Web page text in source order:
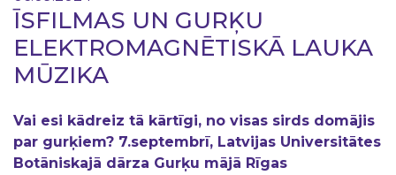
ĪSFILMAS UN GURĶU
ELEKTROMAGNĒTISKĀ LAUKA
MŪZIKA
Vai esi kādreiz tā kārtīgi, no visas sirds domājis
par gurķiem? 7.septembrī, Latvijas Universitātes
Botāniskajā dārza Gurķu mājā Rīgas